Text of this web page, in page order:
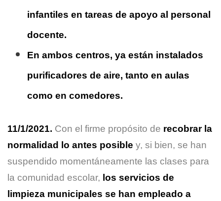
infantiles en tareas de apoyo al personal
docente.
En ambos centros, ya están instalados
purificadores de aire, tanto en aulas
como en comedores.
11/1/2021. Con el firme propósito de recobrar la
normalidad lo antes posible y, si bien, se han
suspendido momentáneamente las clases para
la comunidad escolar, los servicios de
limpieza municipales se han empleado a